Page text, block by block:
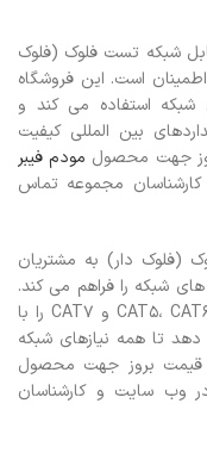
شبکه تست فلوک (فلوک
است. این فروشگاه
شبکه استفاده می کند و
بین المللی کیفیت
جهت محصول مودم فیبر
مجموعه تماس
(فلوک دار) به مشتریان
شبکه را فراهم می کند.
این فروشگاه انواع کابل های شبکه از جمله CAT5، CAT6 و CAT7 را با
تا همه نیازهای شبکه
قیمت بروز جهت محصول
وب سایت و کارشناسان